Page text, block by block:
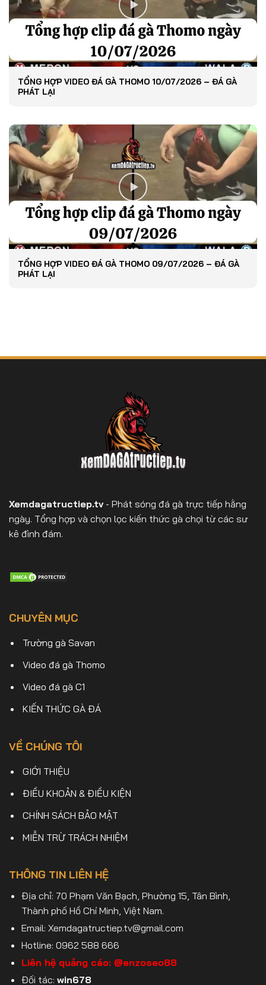
TỔNG HỢP VIDEO ĐÁ GÀ THOMO 10/07/2026 – ĐÁ GÀ
PHÁT LẠI
TỔNG HỢP VIDEO ĐÁ GÀ THOMO 09/07/2026 – ĐÁ GÀ
PHÁT LẠI
Xemdagatructiep.tv- Phát sóng đá gà trực tiếp hằng
ngày. Tổng hợp và chọn lọc kiến thức gà chọi từ các sư
kê đình đám.
CHUYÊN MỤC
Trường gà Savan
Video đá gà Thomo
Video đá gà C1
KIẾN THỨC GÀ ĐÁ
VỀ CHÚNG TÔI
GIỚI THIỆU
ĐIỀU KHOẢN & ĐIỀU KIỆN
CHÍNH SÁCH BẢO MẬT
MIỄN TRỪ TRÁCH NHIỆM
THÔNG TIN LIÊN HỆ
Địa chỉ: 70 Phạm Văn Bạch, Phường 15, Tân Bình,
Thành phố Hồ Chí Minh, Việt Nam.
Email: Xemdagatructiep.tv@gmail.com
Hotline: 0962 588 666
Liên hệ quảng cáo: @enzoseo88
Đối tác: win678